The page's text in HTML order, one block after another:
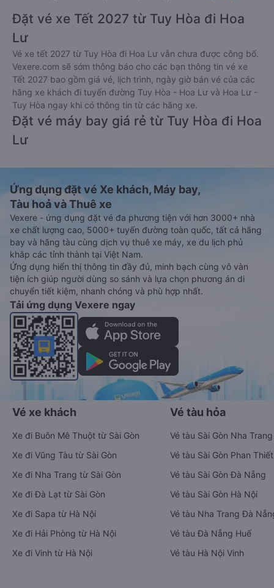
Đặt vé xe Tết 2027 từ Tuy Hòa đi Hoa
Lư
Vé xe tết 2027 từ Tuy Hòa đi Hoa Lư vẫn chưa được công bố.
Vexere.com sẽ sớm thông báo cho các bạn thông tin vé xe
Tết 2027 bao gồm giá vé, lịch trình, ngày giờ bán vé của các
hãng xe khách đi tuyến đường Tuy Hòa - Hoa Lư và Hoa Lư -
Tuy Hòa ngay khi có thông tin từ các hãng xe.
Đặt vé máy bay giá rẻ từ Tuy Hòa đi Hoa
Lư
Ứng dụng đặt vé Xe khách, Máy bay,
Tàu hoả và Thuê xe
Vexere - ứng dụng đặt vé đa phương tiện với hơn 3000+ nhà
xe chất lượng cao, 5000+ tuyến đường toàn quốc, tất cả hãng
bay và hãng tàu cùng dịch vụ thuê xe máy, xe du lịch phủ
khắp các tỉnh thành tại Việt Nam.
Ứng dụng hiển thị thông tin đầy đủ, minh bạch cùng vô vàn
tiện ích giúp người dùng so sánh và lựa chọn phương án di
chuyển tiết kiệm, nhanh chóng và phù hợp nhất.
Tải ứng dụng Vexere ngay
Vé xe khách
Xe đi Buôn Mê Thuột từ Sài Gòn
Xe đi Vũng Tàu từ Sài Gòn
Xe đi Nha Trang từ Sài Gòn
Xe đi Đà Lạt từ Sài Gòn
Xe đi Sapa từ Hà Nội
Xe đi Hải Phòng từ Hà Nội
Xe đi Vinh từ Hà Nội
Vé tàu hỏa
Vé tàu Sài Gòn Nha Trang
Vé tàu Sài Gòn Phan Thiết
Vé tàu Sài Gòn Đà Nẵng
Vé tàu Sài Gòn Hà Nội
Vé tàu Nha Trang Đà
Vé tàu Đà Nẵng Huế
Vé tàu Hà Nội Vinh